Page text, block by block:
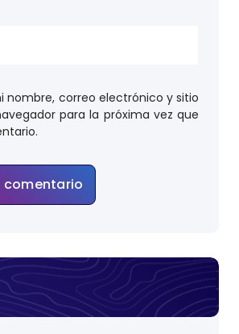
nombre, correo electrónico y sitio
para la próxima vez que